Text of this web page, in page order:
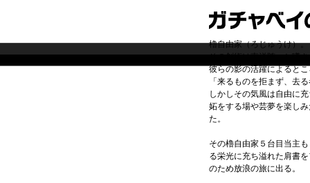
櫓自由家（ろじゅうけ）。
その剣術は東洋随一と噂
彼らの影の活躍によると
「来るものを拒まず、去
しかしその気風は自由に
妬をする場や芸夢を楽し
た。
その櫓自由家５台目当主
る栄光に充ち溢れた肩書
のため放浪の旅に出る。